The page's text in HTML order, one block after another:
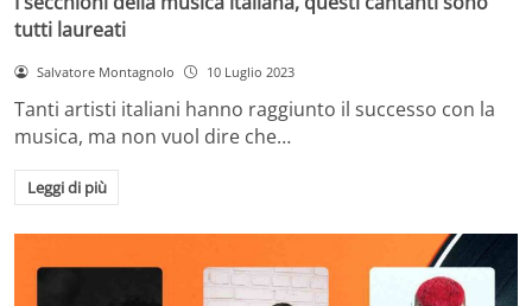
tutti laureati
Salvatore Montagnolo 10 Luglio 2023
Tanti artisti italiani hanno raggiunto il successo con la
musica, ma non vuol dire che…
Leggi di più